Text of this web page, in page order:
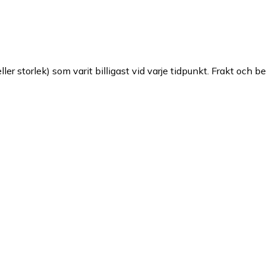
storlek) som varit billigast vid varje tidpunkt. Frakt och